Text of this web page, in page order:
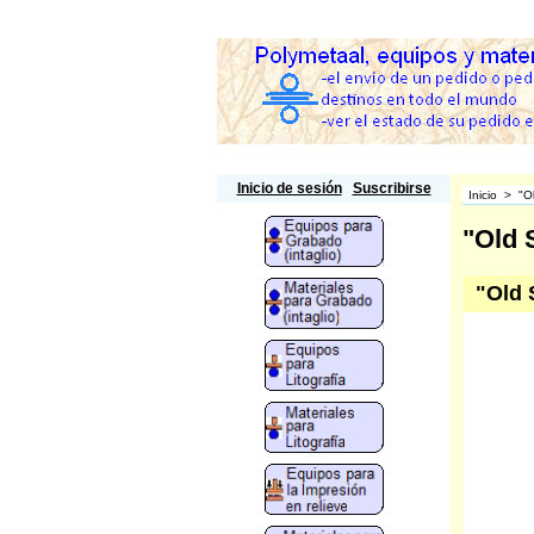
Inicio de sesión Suscribirse Inicio >
"Old
"Old